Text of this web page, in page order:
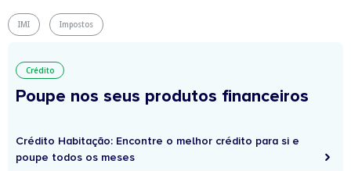
IMI Impostos
Crédito
Poupe nos seus produtos financeiros
Crédito Habitação: Encontre o melhor crédito para si e
poupe todos os meses